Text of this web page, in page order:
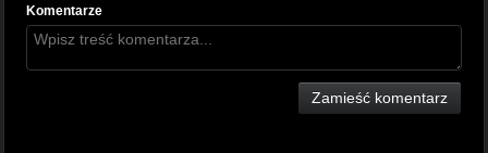
Komentarze
Zamieść komentarz